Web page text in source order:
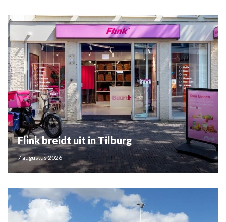
Flink breidt uit in Tilburg
7 augustus 2026